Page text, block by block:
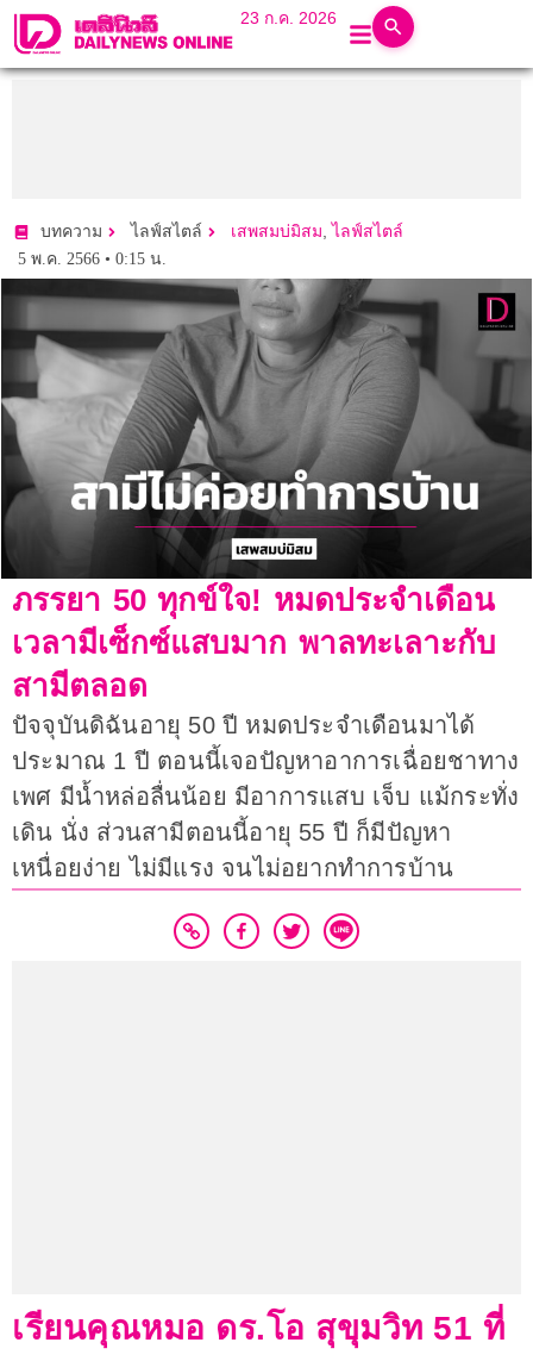
23 ก.ค. 2026
บทความ ไลฟ์สไตล์ เสพสมบ่มิสม,ไลฟ์สไตล์
5 พ.ค. 2566 • 0:15 น.
ภรรยา 50 ทุกข์ใจ! หมดประจำเดือน
เวลามีเซ็กซ์แสบมาก พาลทะเลาะกับ
สามีตลอด
ปัจจุบันดิฉันอายุ 50 ปี หมดประจำเดือนมาได้
ประมาณ 1 ปี ตอนนี้เจอปัญหาอาการเฉื่อยชาทาง
เพศ มีน้ำหล่อลื่นน้อย มีอาการแสบ เจ็บ แม้กระทั่ง
เดิน นั่ง ส่วนสามีตอนนี้อายุ 55 ปี ก็มีปัญหา
เหนื่อยง่าย ไม่มีแรง จนไม่อยากทำการบ้าน
เรียนคุณหมอ ดร.โอ สุขุมวิท 51 ที่